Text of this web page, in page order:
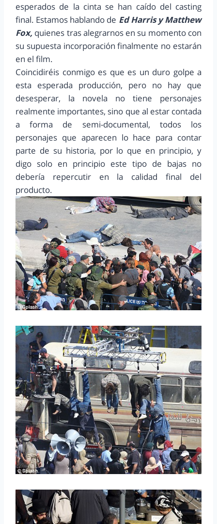
esperados de la cinta se han caído del casting
final. Estamos hablando de Ed Harris y Matthew
Fox, quienes tras alegrarnos en su momento con
su supuesta incorporación finalmente no estarán
en el film.
Coincidiréis conmigo es que es un duro golpe a
esta esperada producción, pero no hay que
desesperar, la novela no tiene personajes
realmente importantes, sino que al estar contada
a forma de semi-documental, todos los
personajes que aparecen lo hace para contar
parte de su historia, por lo que en principio, y
digo solo en principio este tipo de bajas no
debería repercutir en la calidad final del
producto.